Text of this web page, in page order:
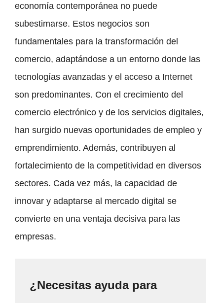
economía contemporánea no puede
subestimarse. Estos negocios son
fundamentales para la transformación del
comercio, adaptándose a un entorno donde las
tecnologías avanzadas y el acceso a Internet
son predominantes. Con el crecimiento del
comercio electrónico y de los servicios digitales,
han surgido nuevas oportunidades de empleo y
emprendimiento. Además, contribuyen al
fortalecimiento de la competitividad en diversos
sectores. Cada vez más, la capacidad de
innovar y adaptarse al mercado digital se
convierte en una ventaja decisiva para las
empresas.
¿Necesitas ayuda para